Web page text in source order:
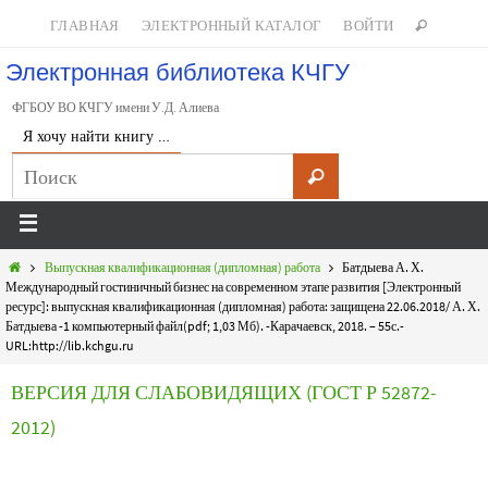
ГЛАВНАЯ ЭЛЕКТРОННЫЙ КАТАЛОГ ВОЙТИ
Электронная библиотека КЧГУ
ФГБОУ ВО КЧГУ имени У.Д. Алиева
Я хочу найти книгу …
Выпускная квалификационная (дипломная) работа
Батдыева А. Х.
Международный гостиничный бизнес на современном этапе развития [Электронный
ресурс]: выпускная квалификационная (дипломная) работа: защищена 22.06.2018/ А. Х.
Батдыева -1 компьютерный файл(pdf; 1,03 Мб). -Карачаевск, 2018. – 55с.-
URL:http://lib.kchgu.ru
ВЕРСИЯ ДЛЯ СЛАБОВИДЯЩИХ (ГОСТ Р 52872-
2012)